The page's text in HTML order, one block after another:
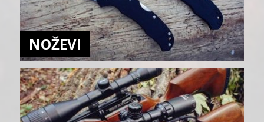
NOŽEVI